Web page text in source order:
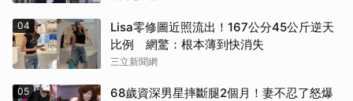
04
Lisa零修圖近照流出！167公分45公斤逆天
比例 網驚：根本薄到快消失
三立新聞網
05
68歲資深男星摔斷腿2個月！妻不忍了怒爆